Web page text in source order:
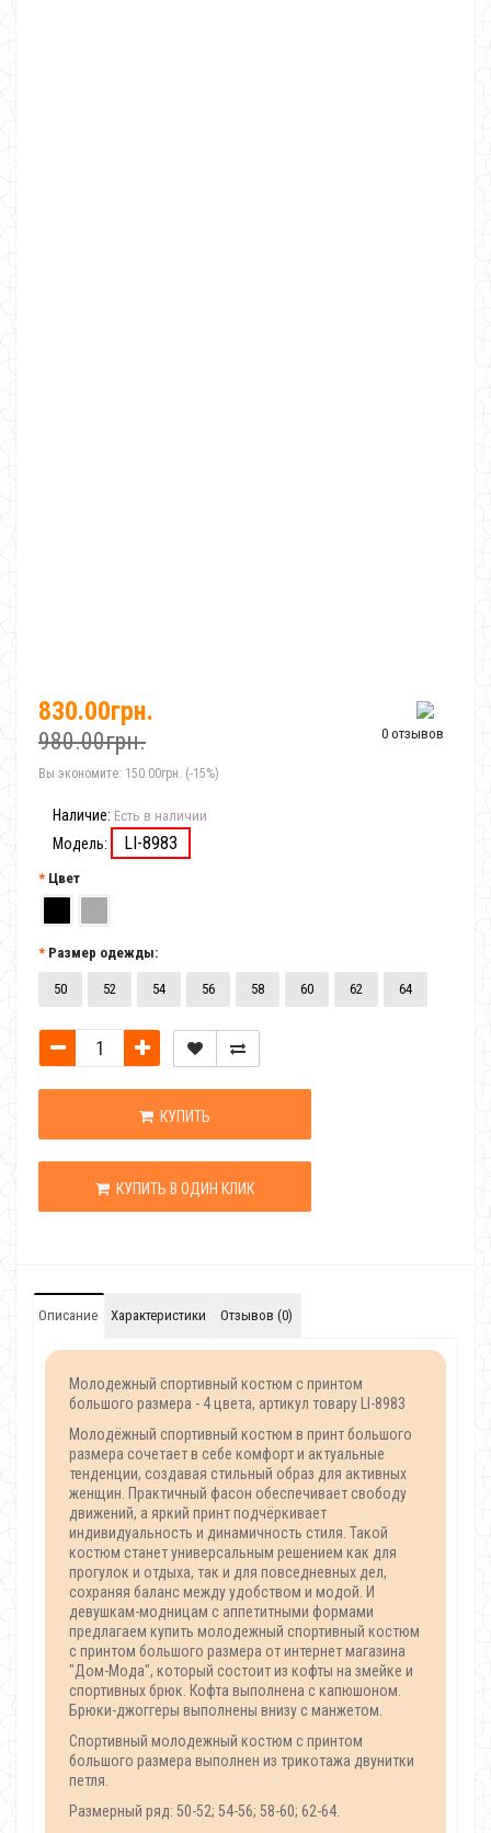
0 отзывов
830.00грн.
980.00грн.
Вы экономите: 150.00грн. (-15%)
Наличие: Есть в наличии
Модель: LI-8983
Цвет
Размер одежды:
50 52 54 56 58 60 62 64
КУПИТЬ
КУПИТЬ В ОДИН КЛИК
Описание Характеристики Отзывов (0)
Молодежный спортивный костюм с принтом
большого размера - 4 цвета, артикул товару LI-8983
Молодёжный спортивный костюм в принт большого
размера сочетает в себе комфорт и актуальные
тенденции, создавая стильный образ для активных
женщин. Практичный фасон обеспечивает свободу
движений, а яркий принт подчёркивает
индивидуальность и динамичность стиля. Такой
костюм станет универсальным решением как для
прогулок и отдыха, так и для повседневных дел,
сохраняя баланс между удобством и модой. И
девушкам-модницам с аппетитными формами
предлагаем купить молодежный спортивный костюм
с принтом большого размера от интернет магазина
"Дом-Мода", который состоит из кофты на змейке и
спортивных брюк. Кофта выполнена с капюшоном.
Брюки-джоггеры выполнены внизу с манжетом.
Спортивный молодежный костюм с принтом
большого размера выполнен из трикотажа двунитки
петля.
Размерный ряд: 50-52; 54-56; 58-60; 62-64.